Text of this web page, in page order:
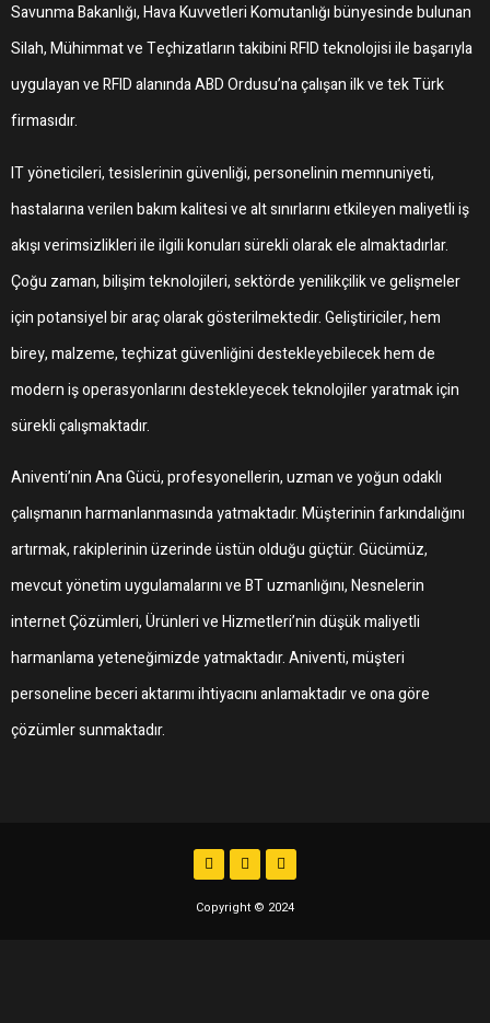
Savunma Bakanlığı, Hava Kuvvetleri Komutanlığı bünyesinde bulunan
Silah, Mühimmat ve Teçhizatların takibini RFID teknolojisi ile başarıyla
uygulayan ve RFID alanında ABD Ordusu’na çalışan ilk ve tek Türk
firmasıdır.
IT yöneticileri, tesislerinin güvenliği, personelinin memnuniyeti,
hastalarına verilen bakım kalitesi ve alt sınırlarını etkileyen maliyetli iş
akışı verimsizlikleri ile ilgili konuları sürekli olarak ele almaktadırlar.
Çoğu zaman, bilişim teknolojileri, sektörde yenilikçilik ve gelişmeler
için potansiyel bir araç olarak gösterilmektedir. Geliştiriciler, hem
birey, malzeme, teçhizat güvenliğini destekleyebilecek hem de
modern iş operasyonlarını destekleyecek teknolojiler yaratmak için
sürekli çalışmaktadır.
Aniventi’nin Ana Gücü, profesyonellerin, uzman ve yoğun odaklı
çalışmanın harmanlanmasında yatmaktadır. Müşterinin farkındalığını
artırmak, rakiplerinin üzerinde üstün olduğu güçtür. Gücümüz,
mevcut yönetim uygulamalarını ve BT uzmanlığını, Nesnelerin
internet Çözümleri, Ürünleri ve Hizmetleri’nin düşük maliyetli
harmanlama yeteneğimizde yatmaktadır. Aniventi, müşteri
personeline beceri aktarımı ihtiyacını anlamaktadır ve ona göre
çözümler sunmaktadır.
Copyright © 2024